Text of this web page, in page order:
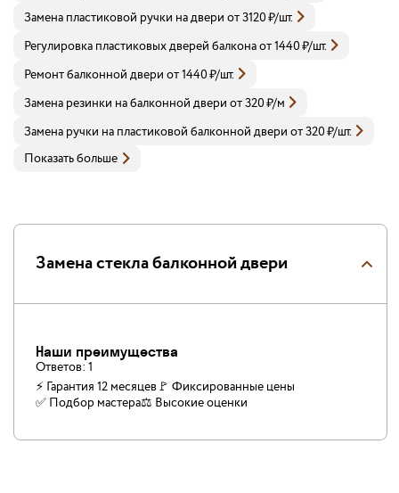
Замена пластиковой ручки на двери от3120₽/шт.
Регулировка пластиковых дверей балконаот1440₽/шт.
Ремонт балконной двери от1440₽/шт.
Замена резинки на балконной двери от320₽/м
Замена ручки на пластиковой балконной двери от320₽/шт.
Показать больше
Замена стекла балконной двери
Наши преимущества
Ответов: 1
⚡ Гарантия 12 месяцев🚩 Фиксированные цены
✅️ Подбор мастера⚖️ Высокие оценки